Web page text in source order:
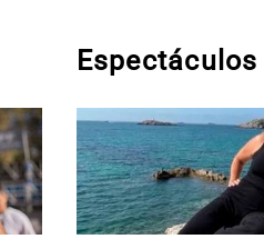
Espectáculos